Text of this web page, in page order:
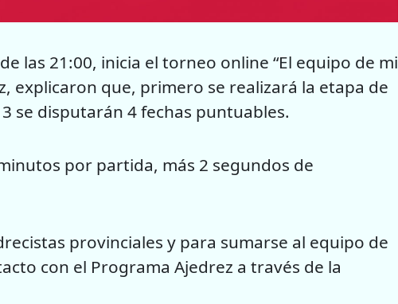
las 21:00, inicia el torneo online “El equipo de mi
explicaron que, primero se realizará la etapa de
se disputarán 4 fechas puntuables.
por partida, más 2 segundos de
provinciales y para sumarse al equipo de
con el Programa Ajedrez a través de la